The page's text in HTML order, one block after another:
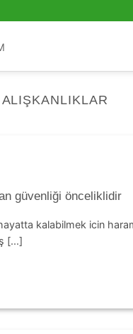
güvenliği önceliklidir
kalabilmek icin
[...]